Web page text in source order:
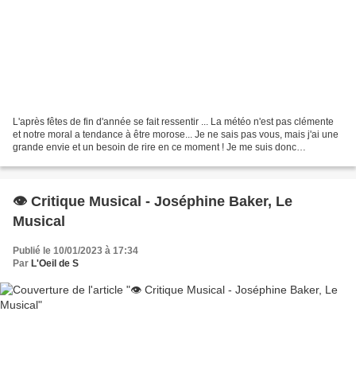
L'après fêtes de fin d'année se fait ressentir ... La météo n'est pas clémente
et notre moral a tendance à être morose... Je ne sais pas vous, mais j'ai une
grande envie et un besoin de rire en ce moment ! Je me suis donc
👁️ Critique Musical - Joséphine Baker, Le
Musical
Publié le 10/01/2023 à 17:34
Par L'Oeil de S